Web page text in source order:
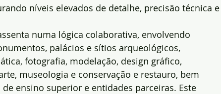
níveis elevados de detalhe, precisão técnica e
numa lógica colaborativa, envolvendo
palácios e sítios arqueológicos,
fotografia, modelação, design gráfico,
museologia e conservação e restauro, bem
ensino superior e entidades parceiras. Este